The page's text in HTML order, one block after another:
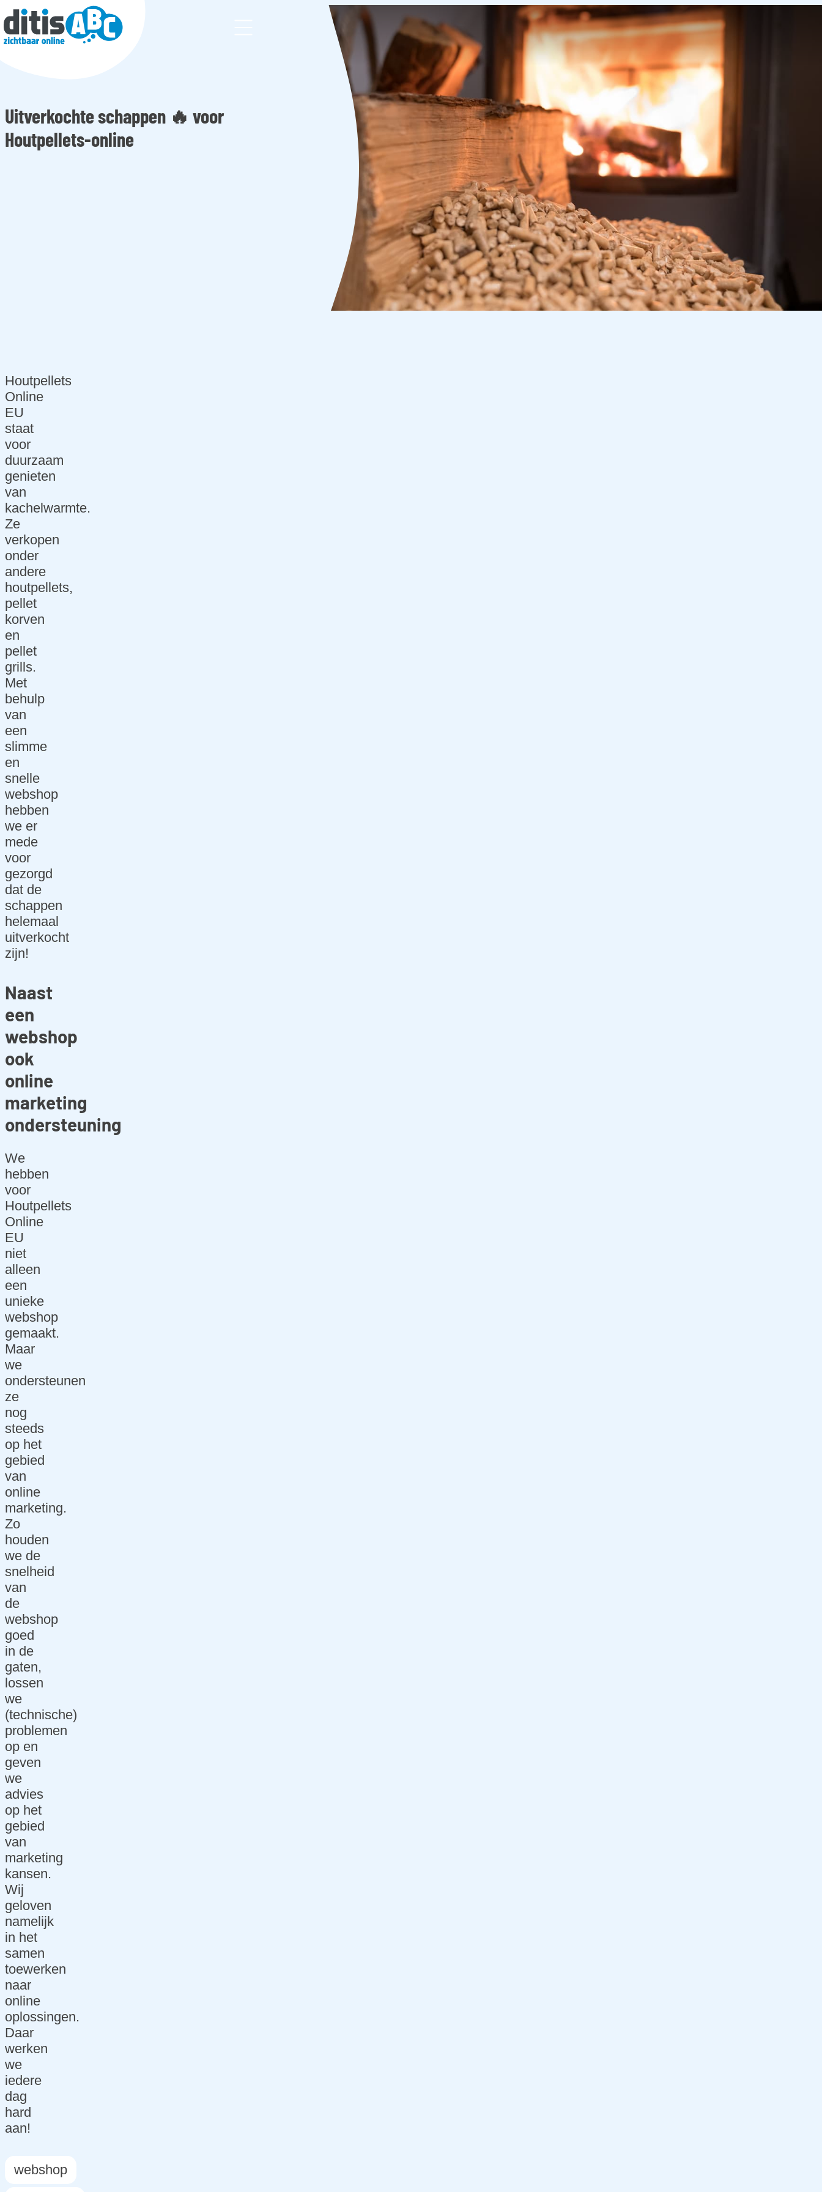
Web
Webdesi
scan
Marketing
Ons
marketin
verhaal
SEO
Marketin
SEA
Marketin
Linkbuild
ing
Social
media
Beheer
Technisc
onderho
ud
Hosting
&
domeine
Support
Over
Referent
ies
Blog
M
Vacature
Contact
Uitverkochte schappen 🔥 voor
Houtpellets-online
Houtpellets
Online
EU
staat
voor
duurzaam
genieten
van
kachelwarmte.
Ze
verkopen
onder
andere
houtpellets,
pellet
korven
en
pellet
grills.
Met
behulp
van
een
slimme
en
snelle
webshop
hebben
we er
mede
voor
gezorgd
dat de
schappen
helemaal
uitverkocht
zijn!
Naast
een
webshop
ook
online
marketing
ondersteuning
We
hebben
voor
Houtpellets
Online
EU
niet
alleen
een
unieke
webshop
gemaakt.
Maar
we
ondersteunen
ze
nog
steeds
op het
gebied
van
online
marketing.
Zo
houden
we de
snelheid
van
de
webshop
goed
in de
gaten,
lossen
we
(technische)
problemen
op en
geven
we
advies
op het
gebied
van
marketing
kansen.
Wij
geloven
namelijk
in het
samen
toewerken
naar
online
oplossingen.
Daar
werken
we
iedere
dag
hard
aan!
webshop